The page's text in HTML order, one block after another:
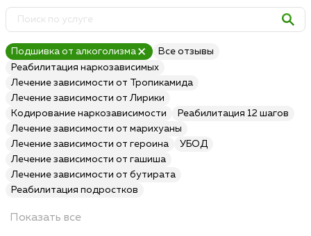
Подшивка от алкоголизма
Все отзывы
Реабилитация наркозависимых
Лечение зависимости от Тропикамида
Лечение зависимости от Лирики
Кодирование наркозависимости
Реабилитация 12 шагов
Лечение зависимости от марихуаны
Лечение зависимости от героина
УБОД
Лечение зависимости от гашиша
Лечение зависимости от бутирата
Реабилитация подростков
Показать все